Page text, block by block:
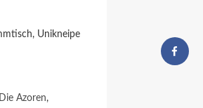
Unikneipe
Azoren,